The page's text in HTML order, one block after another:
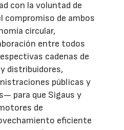
con la voluntad de
compromiso de ambos
circular,
entre todos
cadenas de
distribuidores,
públicas y
para que Sigaus y
de
eficiente